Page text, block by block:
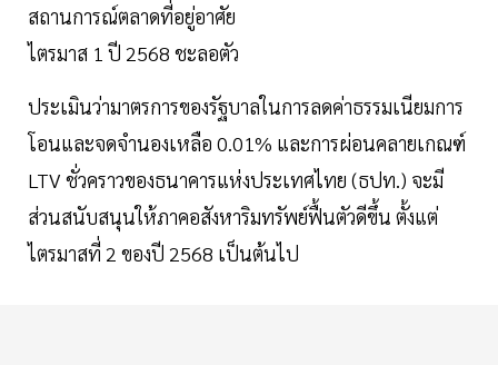
สถานการณ์ตลาดที่อยู่อาศัย
ไตรมาส 1 ปี 2568 ชะลอตัว
ประเมินว่ามาตรการของรัฐบาลในการลดค่าธรรมเนียมการ
โอนและจดจำนองเหลือ 0.01% และการผ่อนคลายเกณฑ์
LTV ชั่วคราวของธนาคารแห่งประเทศไทย (ธปท.) จะมี
ส่วนสนับสนุนให้ภาคอสังหาริมทรัพย์ฟื้นตัวดีขึ้น ตั้งแต่
ไตรมาสที่ 2 ของปี 2568 เป็นต้นไป